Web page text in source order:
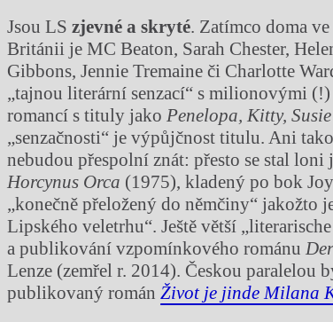
Jsou LS zjevné a skryté. Zatímco doma
Británii je MC Beaton, Sarah Chester,
Gibbons, Jennie Tremaine či Charlotte
„tajnou literární senzací“ s milionovými
romancí s tituly jako Penelopa, Kitty,
„senzačnosti“ je výpůjčnost titulu. Ani
nebudou přespolní znát: přesto se stal loni
Horcynus Orca (1975), kladený po bok
„konečně přeložený do němčiny“ jakožto
Lipského veletrhu“. Ještě větší
a publikování vzpomínkového románu Der
Lenze (zemřel r. 2014). Českou paralelou
publikovaný románŽivot je jinde Milana